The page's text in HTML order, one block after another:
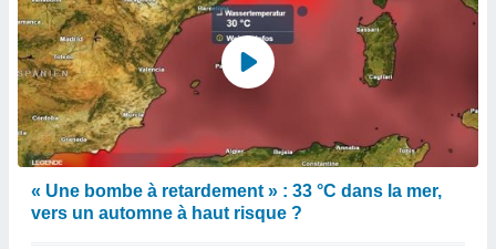
« Une bombe à retardement » : 33 °C dans la mer,
vers un automne à haut risque ?